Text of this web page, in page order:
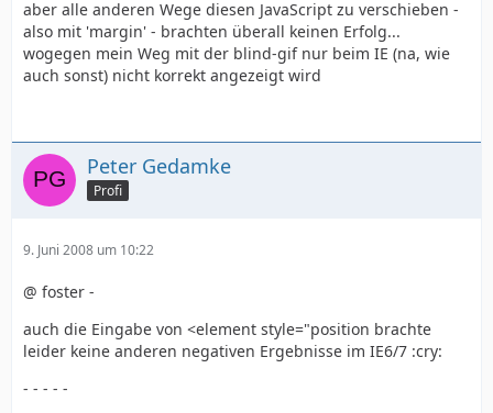
aber alle anderen Wege diesen JavaScript zu verschieben -
also mit 'margin' - brachten überall keinen Erfolg...
wogegen mein Weg mit der blind-gif nur beim IE (na, wie
auch sonst) nicht korrekt angezeigt wird
Peter Gedamke
Profi
9. Juni 2008 um 10:22
@ foster -
auch die Eingabe von <element style="position brachte
leider keine anderen negativen Ergebnisse im IE6/7 :cry:
- - - - -